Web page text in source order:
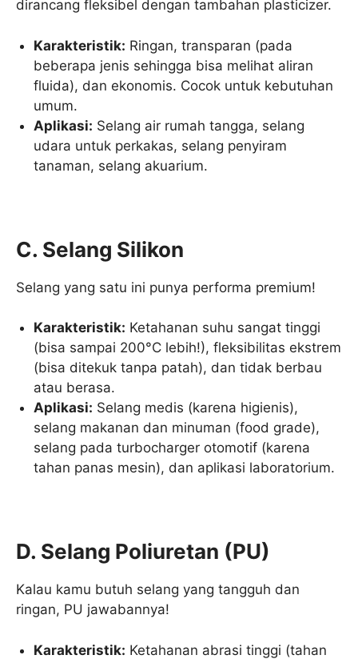
dirancang fleksibel dengan tambahan plasticizer.
Karakteristik: Ringan, transparan (pada
beberapa jenis sehingga bisa melihat aliran
fluida), dan ekonomis. Cocok untuk kebutuhan
umum.
Aplikasi: Selang air rumah tangga, selang
udara untuk perkakas, selang penyiram
tanaman, selang akuarium.
C. Selang Silikon
Selang yang satu ini punya performa premium!
Karakteristik: Ketahanan suhu sangat tinggi
(bisa sampai 200°C lebih!), fleksibilitas ekstrem
(bisa ditekuk tanpa patah), dan tidak berbau
atau berasa.
Aplikasi: Selang medis (karena higienis),
selang makanan dan minuman (food grade),
selang pada turbocharger otomotif (karena
tahan panas mesin), dan aplikasi laboratorium.
D. Selang Poliuretan (PU)
Kalau kamu butuh selang yang tangguh dan
ringan, PU jawabannya!
Karakteristik: Ketahanan abrasi tinggi (tahan